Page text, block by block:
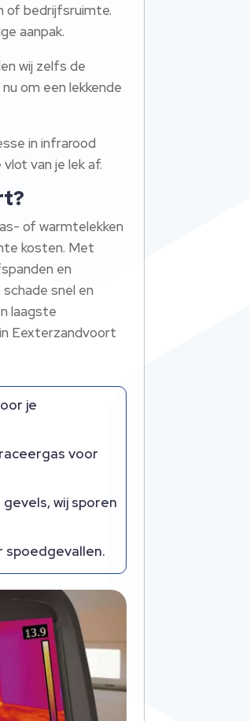
of bedrijfsruimte.​
aanpak.​
wij zelfs de
om een lekkende
in infrarood
vlot van je lek af.​
of warmtelekken
kosten.​ Met
en
snel en
laagste
Eexterzandvoort
je
voor
wij sporen
spoedgevallen.​